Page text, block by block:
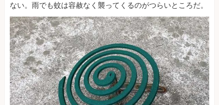
ない。雨でも蚊は容赦なく襲ってくるのがつらいところだ。